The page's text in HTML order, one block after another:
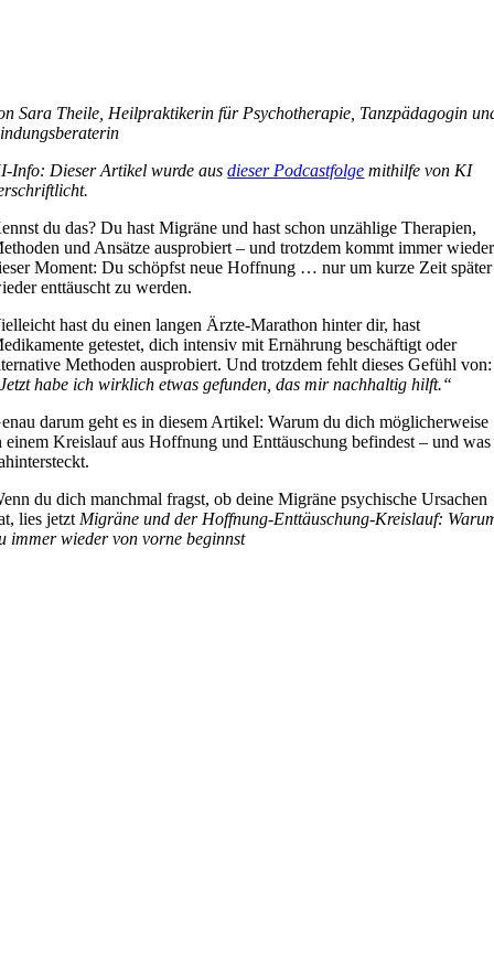
Sara Theile, Heilpraktikerin für Psychotherapie, Tanzpädagogin
Info: Dieser Artikel wurde ausdieser Podcastfolge mithilfe von KI
du das? Du hast Migräne und hast schon unzählige Therapien,
und Ansätze ausprobiert – und trotzdem kommt immer wieder
Moment: Du schöpfst neue Hoffnung … nur um kurze Zeit später
enttäuscht zu werden.
hast du einen langen Ärzte-Marathon hinter dir, hast
getestet, dich intensiv mit Ernährung beschäftigt oder
Methoden ausprobiert. Und trotzdem fehlt dieses Gefühl von:
habe ich wirklich etwas gefunden, das mir nachhaltig hilft.“
darum geht es in diesem Artikel: Warum du dich möglicherweise
einem Kreislauf aus Hoffnung und Enttäuschung befindest – und was
du dich manchmal fragst, ob deine Migräne psychische Ursachen
lies jetzt Migräne und der Hoffnung-Enttäuschung-Kreislauf:
immer wieder von vorne beginnst